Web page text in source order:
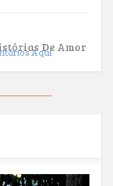
De Amor
Aqui